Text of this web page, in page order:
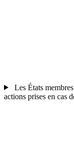
Les États
actions prises en cas